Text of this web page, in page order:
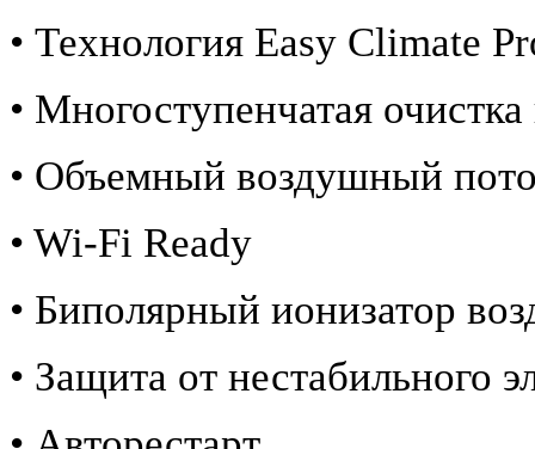
• Технология Easy Climate
• Многоступенчатая очистка
• Объемный воздушный
• Wi-Fi Ready
• Биполярный ионизатор
• Защита от нестабильного